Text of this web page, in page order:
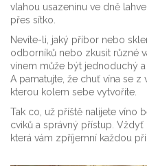
vlahou usazeninu ve dně
přes sítko.
Nevíte-li, jaký příbor nebo
odborníků nebo zkusit různé
vínem může být jednoduchý
A pamatujte, že chuť vína se z
kterou kolem sebe vytvoříte.
Tak co, už příště nalijete víno
cviků a správný přístup. Vždyť
která vám zpříjemní každou